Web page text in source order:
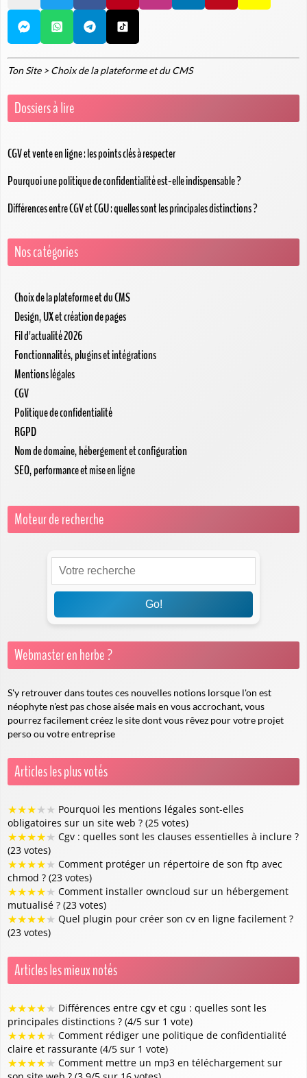
Ton Site >Choix de la plateforme et du CMS
Dossiers à lire
CGV et vente en ligne : les points clés à respecter
Pourquoi une politique de confidentialité est-elle indispensable ?
Différences entre CGV et CGU : quelles sont les principales distinctions ?
Nos catégories
Choix de la plateforme et du CMS
Design, UX et création de pages
Fil d'actualité 2026
Fonctionnalités, plugins et intégrations
Mentions légales
CGV
Politique de confidentialité
RGPD
Nom de domaine, hébergement et configuration
SEO, performance et mise en ligne
Moteur de recherche
Go!
Webmaster en herbe ?
S'y retrouver dans toutes ces nouvelles notions lorsque l'on est
néophyte n'est pas chose aisée mais en vous accrochant, vous
pourrez facilement créez le site dont vous rêvez pour votre projet
perso ou votre entreprise
Articles les plus votés
★★★★★ Pourquoi les mentions légales sont-elles
obligatoires sur un site web ? (25 votes)
★★★★★ Cgv : quelles sont les clauses essentielles à inclure ?
(23 votes)
★★★★★ Comment protéger un répertoire de son ftp avec
chmod ? (23 votes)
★★★★★ Comment installer owncloud sur un hébergement
mutualisé ? (23 votes)
★★★★★ Quel plugin pour créer son cv en ligne facilement ?
(23 votes)
Articles les mieux notés
★★★★★ Différences entre cgv et cgu : quelles sont les
principales distinctions ? (4/5 sur 1 vote)
★★★★★ Comment rédiger une politique de confidentialité
claire et rassurante (4/5 sur 1 vote)
★★★★★ Comment mettre un mp3 en téléchargement sur